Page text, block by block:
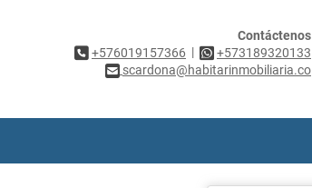
Contáctenos
+576019157366 |
+573189320133
scardona@habitarinmobiliaria.co